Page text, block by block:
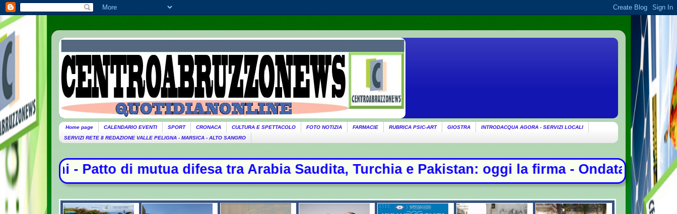
Home page CALENDARIO EVENTI SPORT CRONACA CULTURA E SPETTACOLO FOTO NOTIZIA FARMACIE RUBRICA PSIC-ART GIOSTRA
INTRODACQUA AGORA - SERVIZI LOCALI
SERVIZI RETE 8 REDAZIONE VALLE PELIGNA - MARSICA - ALTO SANGRO
mutua difesa tra Arabia Saudita, Turchia e Pakistan: oggi la firma - Ondata di caldo per altri 10